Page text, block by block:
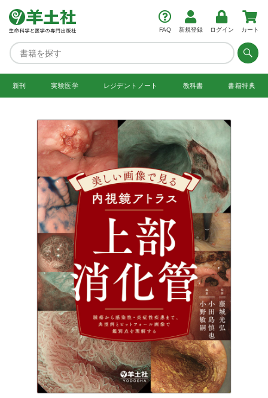
FAQ 新規登録 ログイン カート
新刊 実験医学 レジデント ノート 教科書 書籍特典